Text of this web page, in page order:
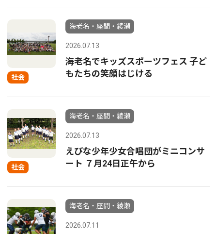
社会
海老名・座間・綾瀬
2026.07.13
海老名でキッズスポーツフェス 子ど
もたちの笑顔はじける
社会
海老名・座間・綾瀬
2026.07.13
えびな少年少女合唱団がミニコンサ
ート ７月24日正午から
海老名・座間・綾瀬
2026.07.11